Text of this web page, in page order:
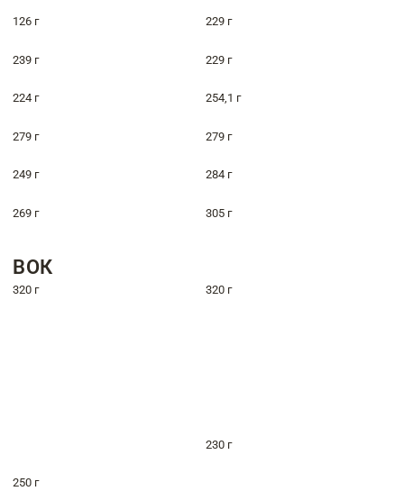
126 г 229 г
239 г 229 г
224 г 254,1 г
279 г 279 г
249 г 284 г
269 г 305 г
ВОК
320 г 320 г
230 г
250 г